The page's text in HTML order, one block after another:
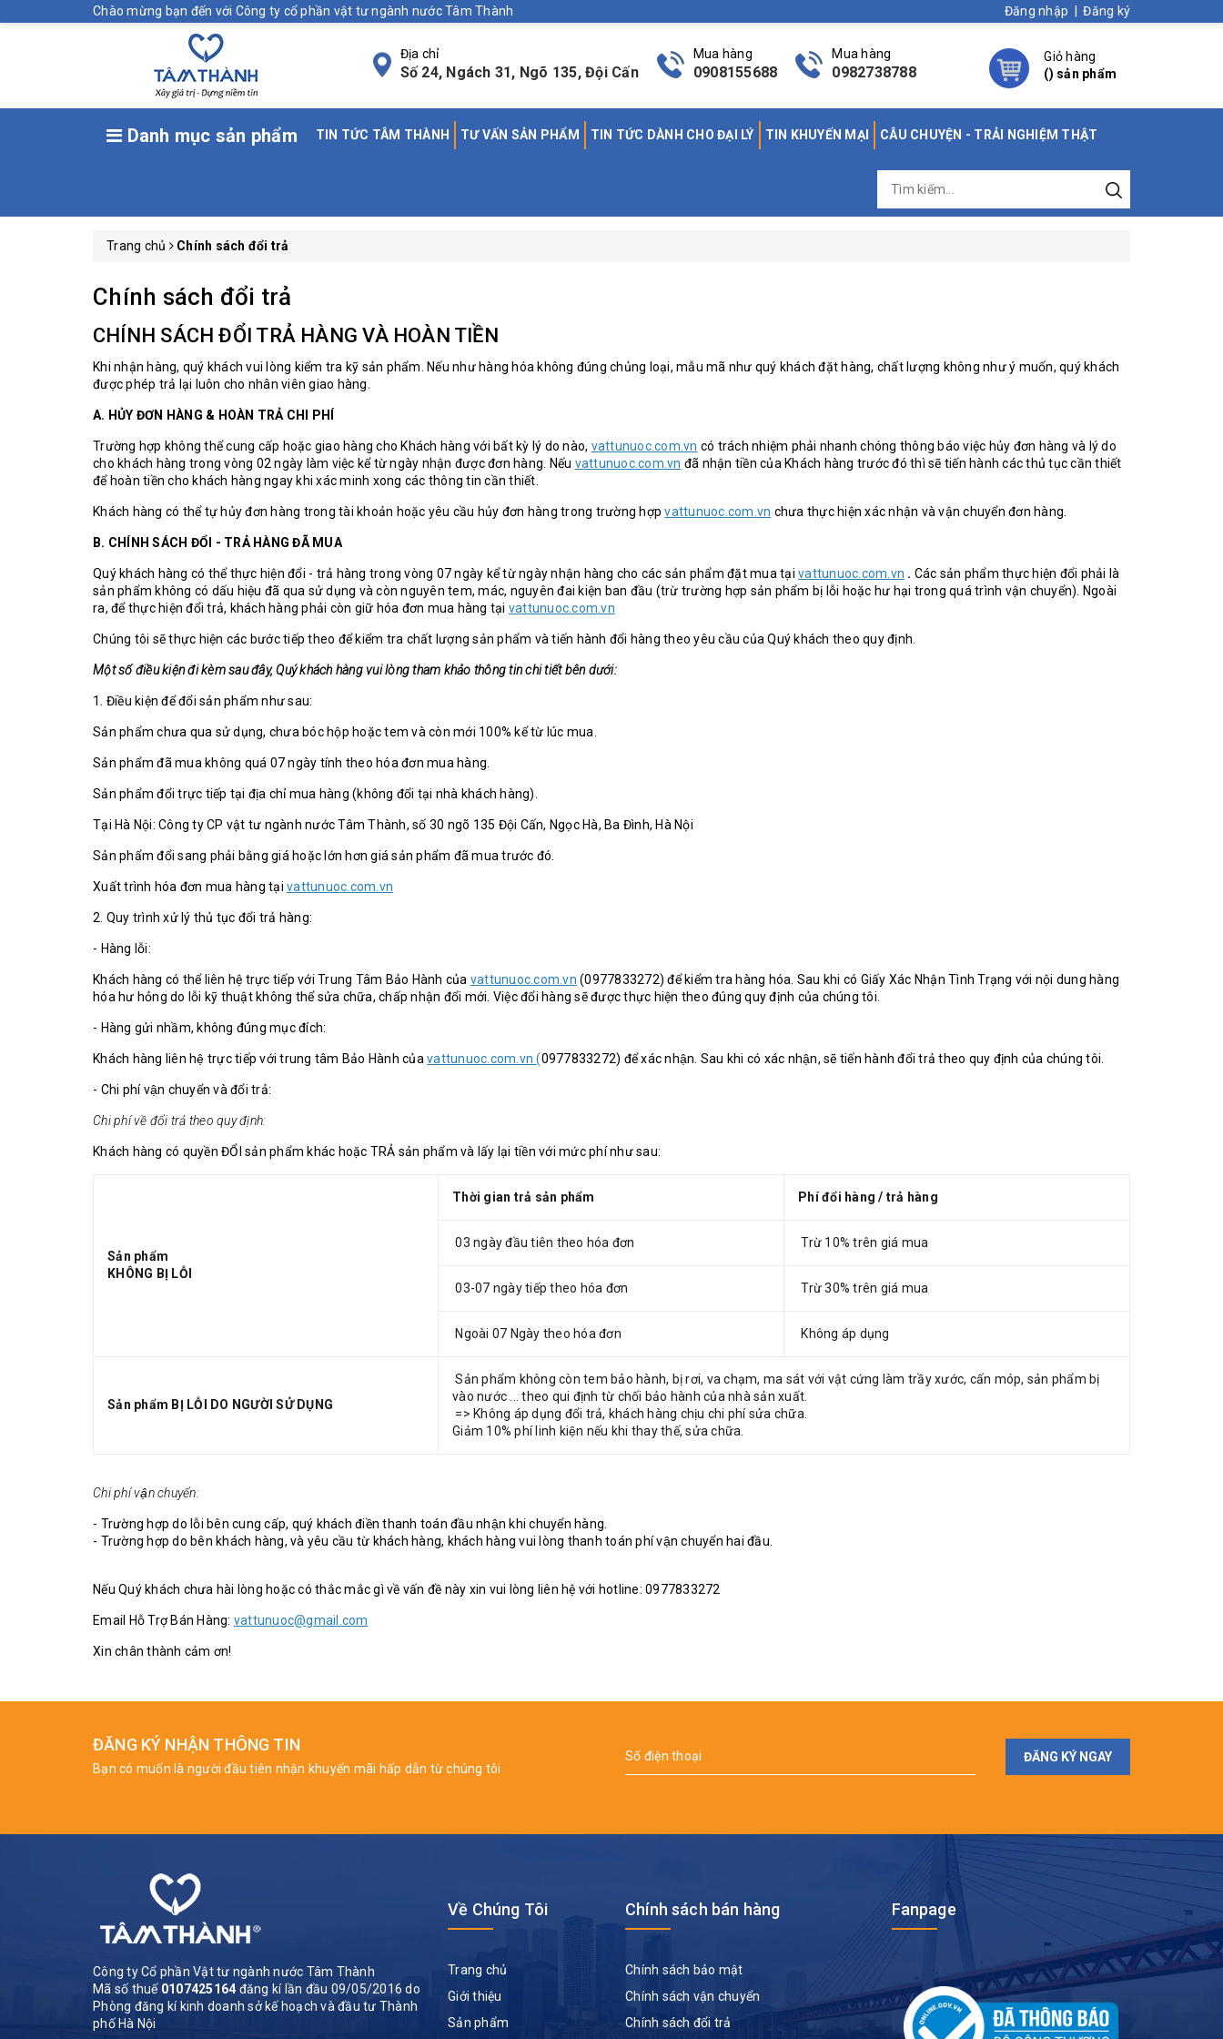
Chào mừng bạn đến với Công ty cổ phần vật tư ngành nước Tâm Thành Đăng nhập Đăng ký
Địa chỉ
Số 24, Ngách 31, Ngõ 135, Đội Cấn
Mua hàng
0908155688
Mua hàng
0982738788
Giỏ hàng
() sản phẩm
Danh mục sản phẩm TIN TỨC TÂM THÀNH TƯ VẤN SẢN PHẨM TIN TỨC DÀNH CHO ĐẠI LÝ TIN KHUYẾN MẠI CÂU CHUYỆN - TRẢI NGHIỆM THẬT
Trang chủ Chính sách đổi trả
Chính sách đổi trả
CHÍNH SÁCH ĐỔI TRẢ HÀNG VÀ HOÀN TIỀN
Khi nhận hàng, quý khách vui lòng kiểm tra kỹ sản phẩm. Nếu như hàng hóa không đúng chủng loại, mẫu mã như quý khách đặt hàng, chất lượng không như ý muốn, quý khách
được phép trả lại luôn cho nhân viên giao hàng.
A. HỦY ĐƠN HÀNG & HOÀN TRẢ CHI PHÍ
Trường hợp không thể cung cấp hoặc giao hàng cho Khách hàng với bất kỳ lý do nào, vattunuoc.com.vn có trách nhiệm phải nhanh chóng thông báo việc hủy đơn hàng và lý do
cho khách hàng trong vòng 02 ngày làm việc kể từ ngày nhận được đơn hàng. Nếu vattunuoc.com.vn đã nhận tiền của Khách hàng trước đó thì sẽ tiến hành các thủ tục cần thiết
để hoàn tiền cho khách hàng ngay khi xác minh xong các thông tin cần thiết.
Khách hàng có thể tự hủy đơn hàng trong tài khoản hoặc yêu cầu hủy đơn hàng trong trường hợpvattunuoc.com.vn chưa thực hiện xác nhận và vận chuyển đơn hàng.
B. CHÍNH SÁCH ĐỔI - TRẢ HÀNG ĐÃ MUA
Quý khách hàng có thể thực hiện đổi - trả hàng trong vòng 07 ngày kể từ ngày nhận hàng cho các sản phẩm đặt mua tại vattunuoc.com.vn . Các sản phẩm thực hiện đổi phải là
sản phẩm không có dấu hiệu đã qua sử dụng và còn nguyên tem, mác, nguyên đai kiện ban đầu (trừ trường hợp sản phẩm bị lỗi hoặc hư hại trong quá trình vận chuyển). Ngoài
ra, để thực hiện đổi trả, khách hàng phải còn giữ hóa đơn mua hàng tại vattunuoc.com.vn
Chúng tôi sẽ thực hiện các bước tiếp theo để kiểm tra chất lượng sản phẩm và tiến hành đổi hàng theo yêu cầu của Quý khách theo quy định.
Một số điều kiện đi kèm sau đây, Quý khách hàng vui lòng tham khảo thông tin chi tiết bên dưới:
1. Điều kiện để đổi sản phẩm như sau:
Sản phẩm chưa qua sử dụng, chưa bóc hộp hoặc tem và còn mới 100% kể từ lúc mua.
Sản phẩm đã mua không quá 07 ngày tính theo hóa đơn mua hàng.
Sản phẩm đổi trực tiếp tại địa chỉ mua hàng (không đổi tại nhà khách hàng).
Tại Hà Nội: Công ty CP vật tư ngành nước Tâm Thành, số 30 ngõ 135 Đội Cấn, Ngọc Hà, Ba Đình, Hà Nội
Sản phẩm đổi sang phải bằng giá hoặc lớn hơn giá sản phẩm đã mua trước đó.
Xuất trình hóa đơn mua hàng tại vattunuoc.com.vn
2. Quy trình xử lý thủ tục đổi trả hàng:
- Hàng lỗi:
Khách hàng có thể liên hệ trực tiếp với Trung Tâm Bảo Hành của vattunuoc.com.vn (0977833272) để kiểm tra hàng hóa. Sau khi có Giấy Xác Nhận Tình Trạng với nội dung hàng
hóa hư hỏng do lỗi kỹ thuật không thể sửa chữa, chấp nhận đổi mới. Việc đổi hàng sẽ được thực hiện theo đúng quy định của chúng tôi.
- Hàng gửi nhầm, không đúng mục đích:
Khách hàng liên hệ trực tiếp với trung tâm Bảo Hành của vattunuoc.com.vn (0977833272) để xác nhận. Sau khi có xác nhận, sẽ tiến hành đổi trả theo quy định của chúng tôi.
- Chi phí vận chuyển và đổi trả:
Chi phí về đổi trả theo quy định:
Khách hàng có quyền ĐỔI sản phẩm khác hoặc TRẢ sản phẩm và lấy lại tiền với mức phí như sau:
Sản phẩm
KHÔNG BỊ LỖI
Thời gian trả sản phẩm Phí đổi hàng / trả hàng
03 ngày đầu tiên theo hóa đơn Trừ 10% trên giá mua
03-07 ngày tiếp theo hóa đơn Trừ 30% trên giá mua
Ngoài 07 Ngày theo hóa đơn Không áp dụng
Sản phẩm BỊ LỖI DO NGƯỜI SỬ DỤNG
Sản phẩm không còn tem bảo hành, bị rơi, va chạm, ma sát với vật cứng làm trầy xước, cấn móp, sản phẩm bị
vào nước ... theo qui định từ chối bảo hành của nhà sản xuất.
=> Không áp dụng đổi trả, khách hàng chịu chi phí sửa chữa.
Giảm 10% phí linh kiện nếu khi thay thế, sửa chữa.
Chi phí vận chuyển:
- Trường hợp do lỗi bên cung cấp, quý khách điền thanh toán đầu nhận khi chuyển hàng.
- Trường hợp do bên khách hàng, và yêu cầu từ khách hàng, khách hàng vui lòng thanh toán phí vận chuyển hai đầu.
Nếu Quý khách chưa hài lòng hoặc có thắc mắc gì về vấn đề này xin vui lòng liên hệ với hotline: 0977833272
Email Hỗ Trợ Bán Hàng: vattunuoc@gmail.com
Xin chân thành cảm ơn!
ĐĂNG KÝ NHẬN THÔNG TIN
Bạn có muốn là người đầu tiên nhận khuyến mãi hấp dẫn từ chúng tôi
ĐĂNG KÝ NGAY
Công ty Cổ phần Vật tư ngành nước Tâm Thành
Mã số thuế 0107425164đăng kí lần đầu 09/05/2016 do
Phòng đăng kí kinh doanh sở kế hoạch và đầu tư Thành
phố Hà Nội
Về Chúng Tôi
Trang chủ
Giới thiệu
Sản phẩm
Chính sách bán hàng
Chính sách bảo mật
Chính sách vận chuyển
Chính sách đổi trả
Fanpage